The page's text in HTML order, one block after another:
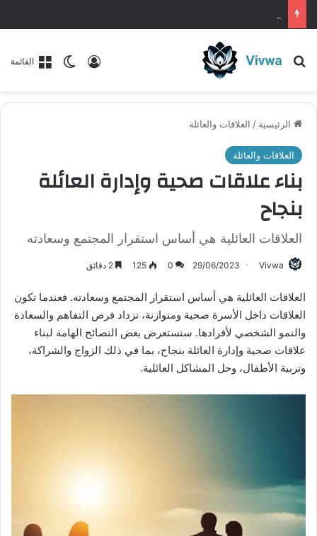
القائمةالوضع
تسجيل الدخول بحث عن
الرئيسية / العلاقات والعائلة
العلاقات والعائلة
بناء علاقات صحية وإدارة العائلة
بنجاح
العلاقات العائلية هي أساس استقرار المجتمع وسعادته
Vivwa
29/06/2023
0
125
العلاقات العائلية هي أساس استقرار المجتمع وسعادته. فعندما تكون
العلاقات داخل الأسرة صحية ومتوازنة، تزداد فرص التفاهم والسعادة
والنمو الشخصي لأفرادها. سنستعرض بعض النصائح الهامة لبناء
علاقات صحية وإدارة العائلة بنجاح، بما في ذلك الزواج والشراكة،
وتربية الأطفال، وحل المشاكل العائلية.